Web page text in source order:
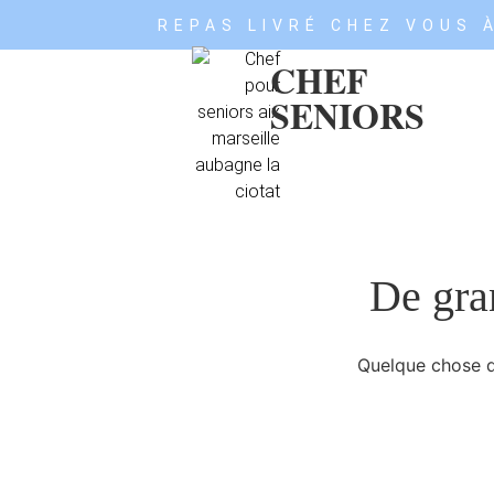
REPAS LIVRÉ CHEZ VOUS
CHEF
SENIORS
De
Quelque chose